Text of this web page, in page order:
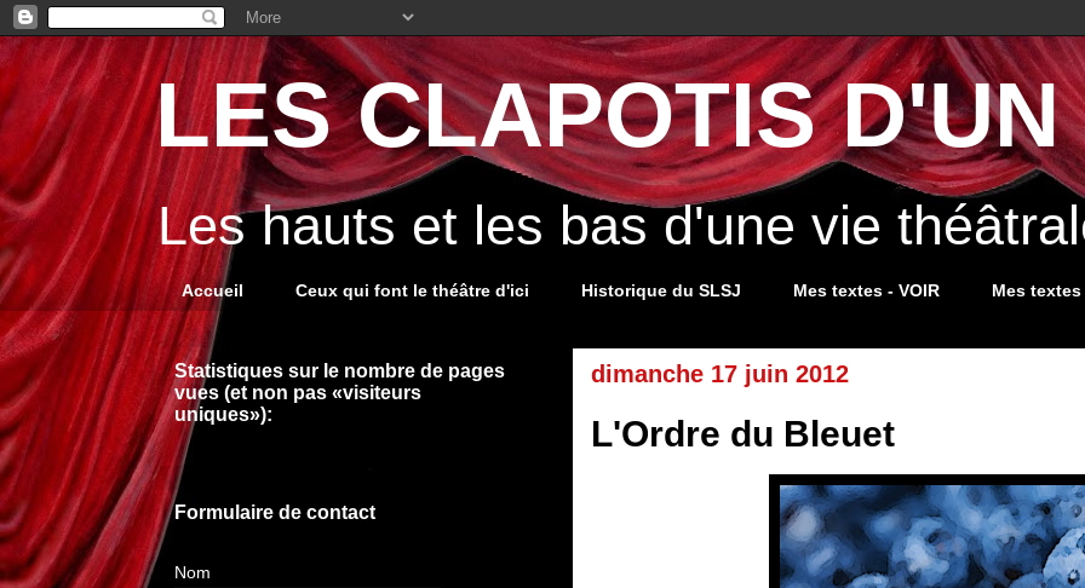
LES CLAPOTIS D'UN
Les hauts et les bas d'une vie
Accueil Ceux qui font le théâtre d'ici Historique du SLSJ Mes textes - VOIR Mes
dimanche 17 juin 2012
L'Ordre du Bleuet
Statistiques sur le nombre de pages
vues (et non pas «visiteurs
uniques»):
Formulaire de contact
Nom